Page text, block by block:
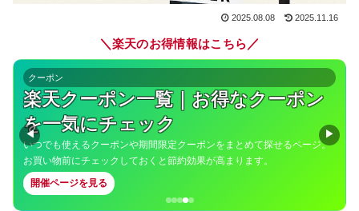
2025.08.08 2025.11.16
＼ 楽天のお得情報はこちら ／
通年イベント
39ショップ限定｜送料無料ライン39
キャンペーン
3,980円（税込）以上の購入で送料無料になる対象ショップを集めた特
集。まとめ買いで送料を気にせずお得にショッピングできます。
開催ページを見る
◀ ▶